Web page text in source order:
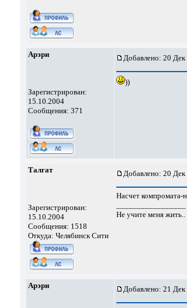
Арэри
Зарегистрирован:
15.10.2004
Сообщения: 371
Добавлено: 20
))
Талгат
Зарегистрирован:
15.10.2004
Сообщения: 1518
Откуда: Челябинск Сити
Добавлено: 20
Насчет компромата-
Не учите меня жить..
Арэри Добавлено: 21